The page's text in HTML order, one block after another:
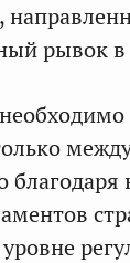
рывок